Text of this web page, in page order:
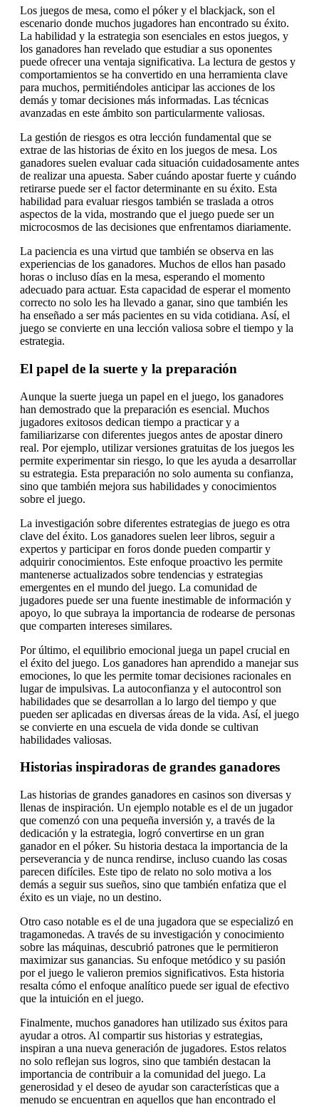
Los juegos de mesa, como el póker y el blackjack, son el
escenario donde muchos jugadores han encontrado su éxito.
La habilidad y la estrategia son esenciales en estos juegos, y
los ganadores han revelado que estudiar a sus oponentes
puede ofrecer una ventaja significativa. La lectura de gestos y
comportamientos se ha convertido en una herramienta clave
para muchos, permitiéndoles anticipar las acciones de los
demás y tomar decisiones más informadas. Las técnicas
avanzadas en este ámbito son particularmente valiosas.
La gestión de riesgos es otra lección fundamental que se
extrae de las historias de éxito en los juegos de mesa. Los
ganadores suelen evaluar cada situación cuidadosamente antes
de realizar una apuesta. Saber cuándo apostar fuerte y cuándo
retirarse puede ser el factor determinante en su éxito. Esta
habilidad para evaluar riesgos también se traslada a otros
aspectos de la vida, mostrando que el juego puede ser un
microcosmos de las decisiones que enfrentamos diariamente.
La paciencia es una virtud que también se observa en las
experiencias de los ganadores. Muchos de ellos han pasado
horas o incluso días en la mesa, esperando el momento
adecuado para actuar. Esta capacidad de esperar el momento
correcto no solo les ha llevado a ganar, sino que también les
ha enseñado a ser más pacientes en su vida cotidiana. Así, el
juego se convierte en una lección valiosa sobre el tiempo y la
estrategia.
El papel de la suerte y la preparación
Aunque la suerte juega un papel en el juego, los ganadores
han demostrado que la preparación es esencial. Muchos
jugadores exitosos dedican tiempo a practicar y a
familiarizarse con diferentes juegos antes de apostar dinero
real. Por ejemplo, utilizar versiones gratuitas de los juegos les
permite experimentar sin riesgo, lo que les ayuda a desarrollar
su estrategia. Esta preparación no solo aumenta su confianza,
sino que también mejora sus habilidades y conocimientos
sobre el juego.
La investigación sobre diferentes estrategias de juego es otra
clave del éxito. Los ganadores suelen leer libros, seguir a
expertos y participar en foros donde pueden compartir y
adquirir conocimientos. Este enfoque proactivo les permite
mantenerse actualizados sobre tendencias y estrategias
emergentes en el mundo del juego. La comunidad de
jugadores puede ser una fuente inestimable de información y
apoyo, lo que subraya la importancia de rodearse de personas
que comparten intereses similares.
Por último, el equilibrio emocional juega un papel crucial en
el éxito del juego. Los ganadores han aprendido a manejar sus
emociones, lo que les permite tomar decisiones racionales en
lugar de impulsivas. La autoconfianza y el autocontrol son
habilidades que se desarrollan a lo largo del tiempo y que
pueden ser aplicadas en diversas áreas de la vida. Así, el juego
se convierte en una escuela de vida donde se cultivan
habilidades valiosas.
Historias inspiradoras de grandes ganadores
Las historias de grandes ganadores en casinos son diversas y
llenas de inspiración. Un ejemplo notable es el de un jugador
que comenzó con una pequeña inversión y, a través de la
dedicación y la estrategia, logró convertirse en un gran
ganador en el póker. Su historia destaca la importancia de la
perseverancia y de nunca rendirse, incluso cuando las cosas
parecen difíciles. Este tipo de relato no solo motiva a los
demás a seguir sus sueños, sino que también enfatiza que el
éxito es un viaje, no un destino.
Otro caso notable es el de una jugadora que se especializó en
tragamonedas. A través de su investigación y conocimiento
sobre las máquinas, descubrió patrones que le permitieron
maximizar sus ganancias. Su enfoque metódico y su pasión
por el juego le valieron premios significativos. Esta historia
resalta cómo el enfoque analítico puede ser igual de efectivo
que la intuición en el juego.
Finalmente, muchos ganadores han utilizado sus éxitos para
ayudar a otros. Al compartir sus historias y estrategias,
inspiran a una nueva generación de jugadores. Estos relatos
no solo reflejan sus logros, sino que también destacan la
importancia de contribuir a la comunidad del juego. La
generosidad y el deseo de ayudar son características que a
menudo se encuentran en aquellos que han encontrado el